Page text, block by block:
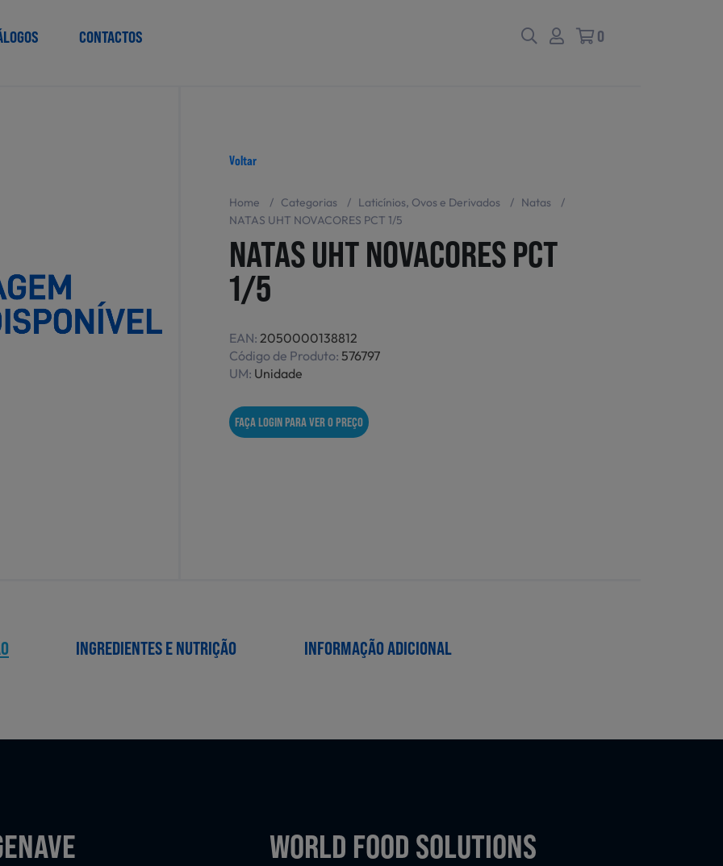
CONTACTOS 0
Voltar
Home / Categorias / Laticínios, Ovos e Derivados / Natas
/
NATAS UHT NOVACORES PCT 1/5
NATAS UHT NOVACORES PCT
1/5
EAN: 2050000138812
Código de Produto: 576797
UM: Unidade
FAÇA LOGIN PARA VER O PREÇO
INGREDIENTES E NUTRIÇÃO INFORMAÇÃO ADICIONAL
WORLD FOOD SOLUTIONS